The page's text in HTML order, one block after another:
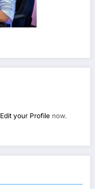
Edit your Profile now.